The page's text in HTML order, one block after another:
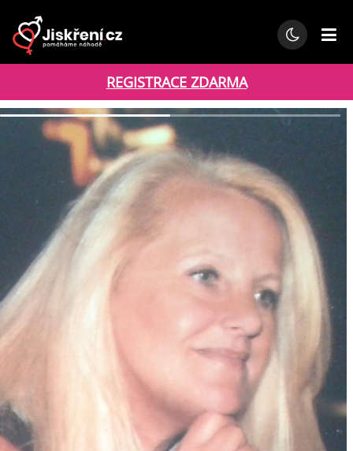
REGISTRACE ZDARMA